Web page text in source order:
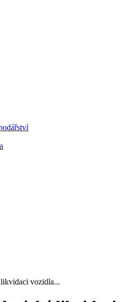
vozidla...